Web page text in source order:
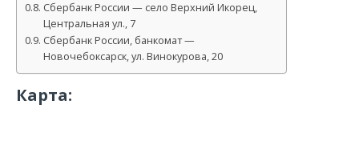
Сбербанк России — село Верхний Икорец,
Центральная ул., 7
Сбербанк России, банкомат —
Новочебоксарск, ул. Винокурова, 20
Карта: